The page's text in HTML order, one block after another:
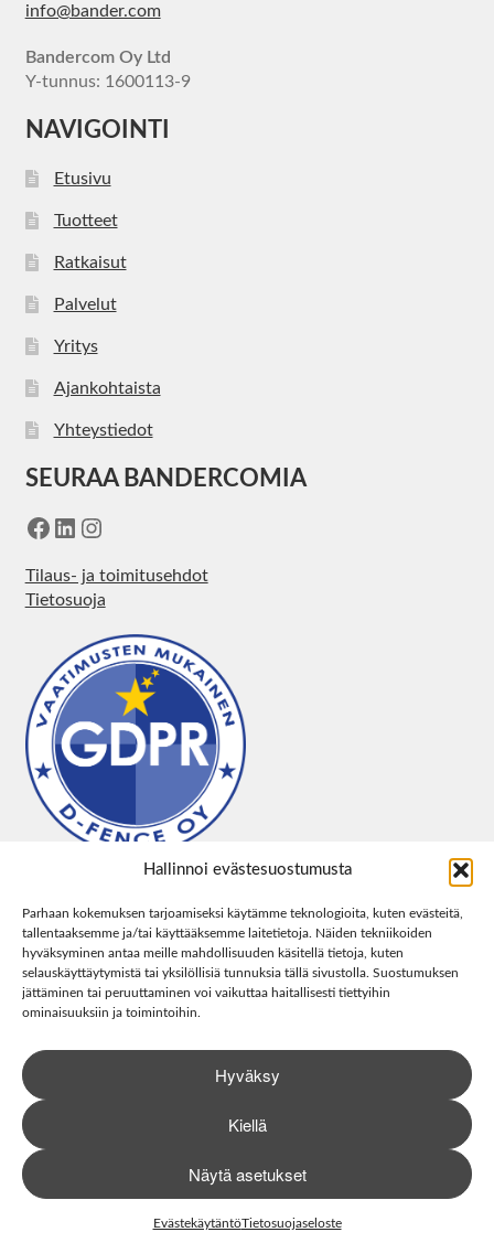
Hallinnoi evästesuostumusta
Parhaan kokemuksen tarjoamiseksi käytämme teknologioita, kuten evästeitä,
tallentaaksemme ja/tai käyttääksemme laitetietoja. Näiden tekniikoiden
hyväksyminen antaa meille mahdollisuuden käsitellä tietoja, kuten
selauskäyttäytymistä tai yksilöllisiä tunnuksia tällä sivustolla. Suostumuksen
jättäminen tai peruuttaminen voi vaikuttaa haitallisesti tiettyihin
ominaisuuksiin ja toimintoihin.
Hyväksy
Kiellä
Näytä asetukset
EvästekäytäntöTietosuojaseloste
info@bander.com
Bandercom Oy Ltd
Y-tunnus: 1600113-9
NAVIGOINTI
Etusivu
Tuotteet
Ratkaisut
Palvelut
Yritys
Ajankohtaista
Yhteystiedot
SEURAA BANDERCOMIA
Facebook
LinkedIn
Instagram
Tilaus- ja toimitusehdot
Tietosuoja
0